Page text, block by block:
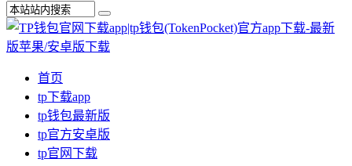
首页
tp下载app
tp钱包最新版
tp官方安卓版
tp官网下载